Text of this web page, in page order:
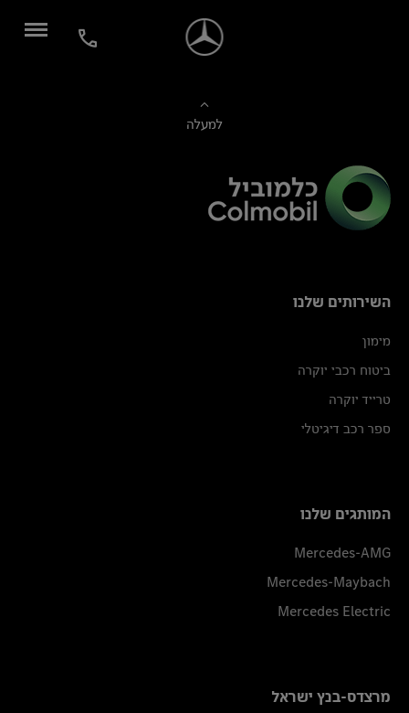
למעלה
השירותים שלנו
מימון
ביטוח רכבי יוקרה
טרייד יוקרה
ספר רכב דיגיטלי
המותגים שלנו
Mercedes-AMG
Mercedes-Maybach
Mercedes Electric
מרצדס-בנץ ישראל